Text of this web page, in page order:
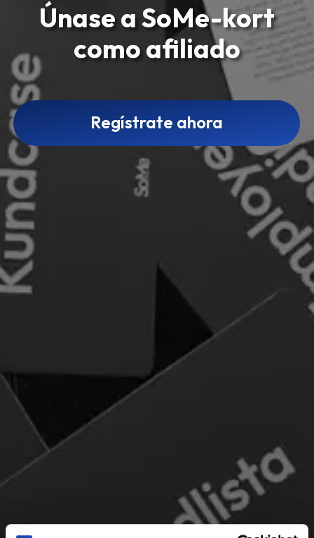
Únase a SoMe-kort
como afiliado
Regístrate ahora